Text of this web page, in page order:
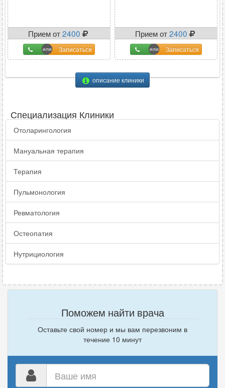
Прием от2400
Записаться
Прием от2400
Записаться
описание клиники
Специализация Клиники
Отоларингология
Мануальная терапия
Терапия
Пульмонология
Ревматология
Остеопатия
Нутрициология
Поможем найти врача
Оставьте свой номер и мы вам перезвоним в
течение 10 минут